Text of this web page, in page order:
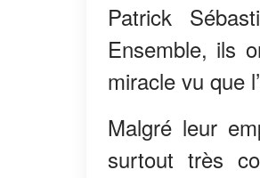
Patrick
Ensemble, ils
miracle vu que
Malgré leur
surtout très